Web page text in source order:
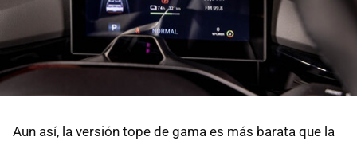
Aun así, la versión tope de gama es más barata que la